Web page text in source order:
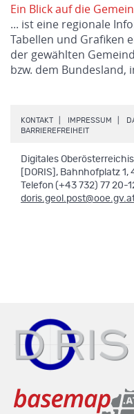
Ein Blick auf die
... ist eine regionale
Tabellen und Grafiken
der gewählten
bzw. dem Bundesland,
KONTAKT IMPRESSUM
BARRIEREFREIHEIT.
Digitales
[DORIS], Bahnhofplatz 1,
Telefon (+43 732) 77 20-